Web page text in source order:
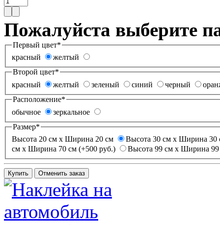
Пожалуйста выберите
Первый цвет*
красный
желтый
Второй цвет*
красный
желтый зеленый синий черный
Расположение*
обычное
зеркальное
Размер*
Высота 20 см х Ширина 20 см
Высота 30 см х Ширина 30
см х Ширина 70 см (+500 руб.)
Высота 99 см х Ширина